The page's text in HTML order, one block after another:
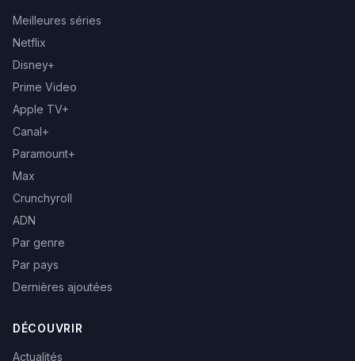
Meilleures séries
Netflix
Disney+
Prime Video
Apple TV+
Canal+
Paramount+
Max
Crunchyroll
ADN
Par genre
Par pays
Dernières ajoutées
DÉCOUVRIR
Actualités